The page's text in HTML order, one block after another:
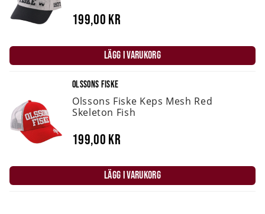
199,00 kr
LÄGG I VARUKORG
OLSSONS FISKE
Olssons Fiske Keps Mesh Red
Skeleton Fish
199,00 kr
LÄGG I VARUKORG